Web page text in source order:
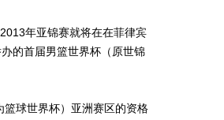
年亚锦赛就将在在菲律宾
的首届男篮世界杯（原世锦
球世界杯）亚洲赛区的资格